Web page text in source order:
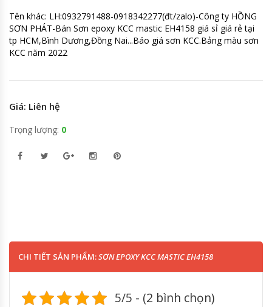
Tên khác: LH:0932791488-0918342277(đt/zalo)-Công ty HỒNG
SƠN PHÁT-Bán Sơn epoxy KCC mastic EH4158 giá sỉ giá rẻ tại
tp HCM,Bình Dương,Đồng Nai...Báo giá sơn KCC.Bảng màu sơn
KCC năm 2022
Giá: Liên hệ
Trọng lượng: 0
CHI TIẾT SẢN PHẨM:SƠN EPOXY KCC MASTIC EH4158
5/5 - (2 bình chọn)